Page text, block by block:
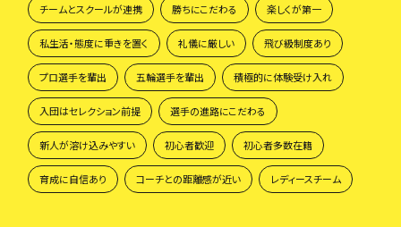
チームとスクールが連携 勝ちにこだわる 楽しくが第一
私生活・態度に重きを置く 礼儀に厳しい 飛び級制度あり
プロ選手を輩出 五輪選手を輩出 積極的に体験受け入れ
入団はセレクション前提 選手の進路にこだわる
新人が溶け込みやすい 初心者歓迎 初心者多数在籍
育成に自信あり コーチとの距離感が近い レディースチーム